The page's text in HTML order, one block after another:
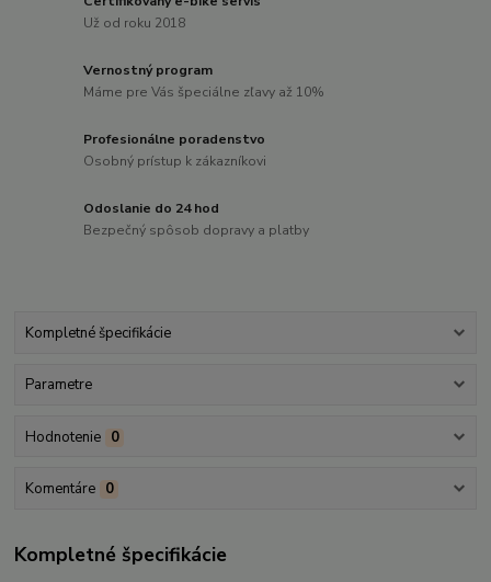
Už od roku 2018
Vernostný program
Máme pre Vás špeciálne zľavy až 10%
Profesionálne poradenstvo
Osobný prístup k zákazníkovi
Odoslanie do 24 hod
Bezpečný spôsob dopravy a platby
Kompletné špecifikácie
Parametre
Hodnotenie 0
Komentáre 0
Kompletné špecifikácie